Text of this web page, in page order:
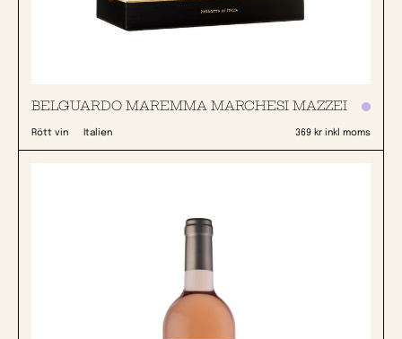
BELGUARDO MAREMMA MARCHESI MAZZEI
Rött vin Italien 369 kr inkl moms